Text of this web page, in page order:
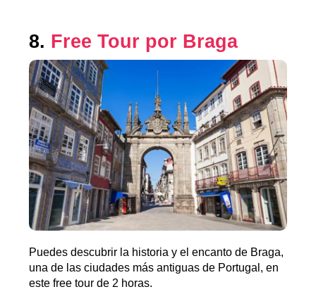
8. Free Tour por Braga
Puedes descubrir la historia y el encanto de Braga,
una de las ciudades más antiguas de Portugal, en
este free tour de 2 horas.